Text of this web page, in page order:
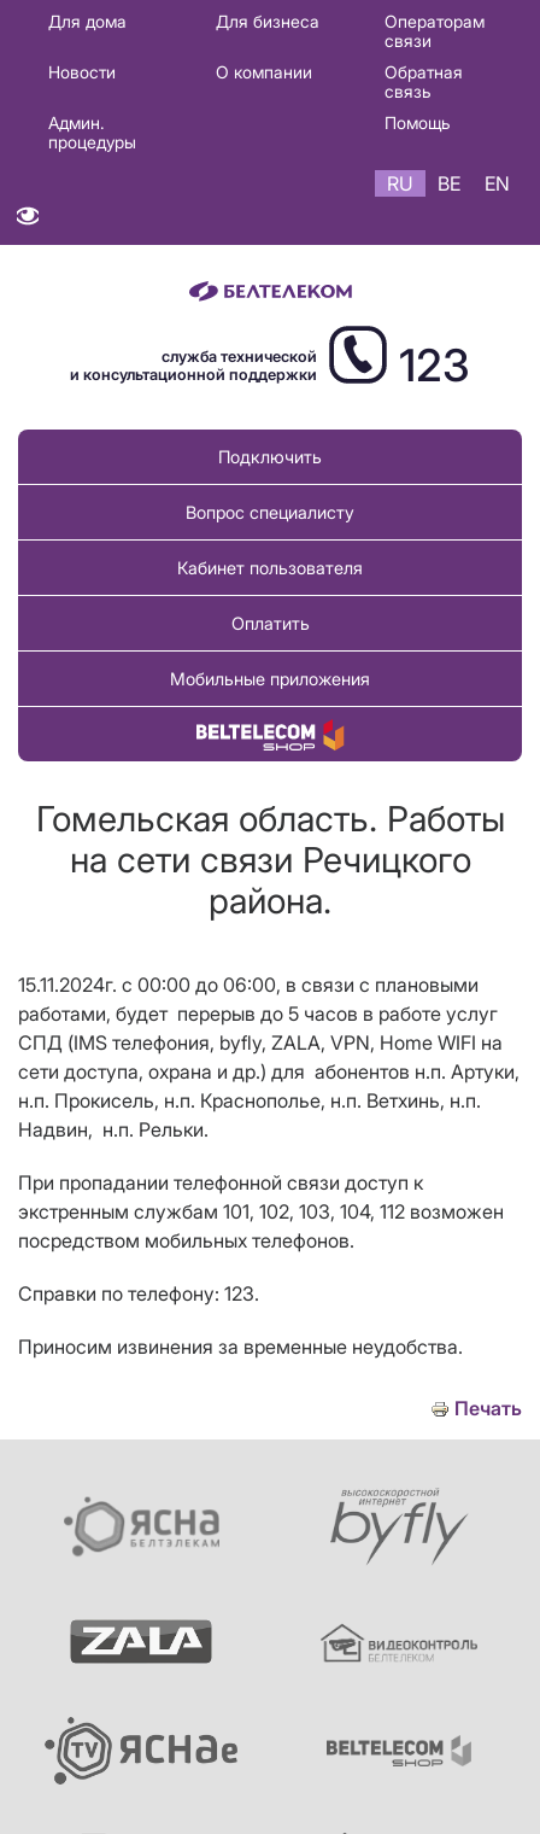
Основная
навигация
Для дома Для бизнеса
Операторам
связи
Новости
О компании
Обратная
связь
Админ.
процедуры
Помощь
RU BE EN
служба технической
и консультационной поддержки
123
Подключить
Вопрос специалисту
Кабинет пользователя
Оплатить
Мобильные приложения
Купить товар
Гомельская область. Работы
на сети связи Речицкого
района.
15.11.2024г. с 00:00 до 06:00, в связи с плановыми
работами, будет перерыв до 5 часов в работе услуг
СПД (IMS телефония, byfly, ZALA, VPN, Home WIFI на
сети доступа, охрана и др.) для абонентов н.п. Артуки,
н.п. Прокисель, н.п. Краснополье, н.п. Ветхинь, н.п.
Надвин, н.п. Рельки.
При пропадании телефонной связи доступ к
экстренным службам 101, 102, 103, 104, 112 возможен
посредством мобильных телефонов.
Справки по телефону: 123.
Приносим извинения за временные неудобства.
Печать